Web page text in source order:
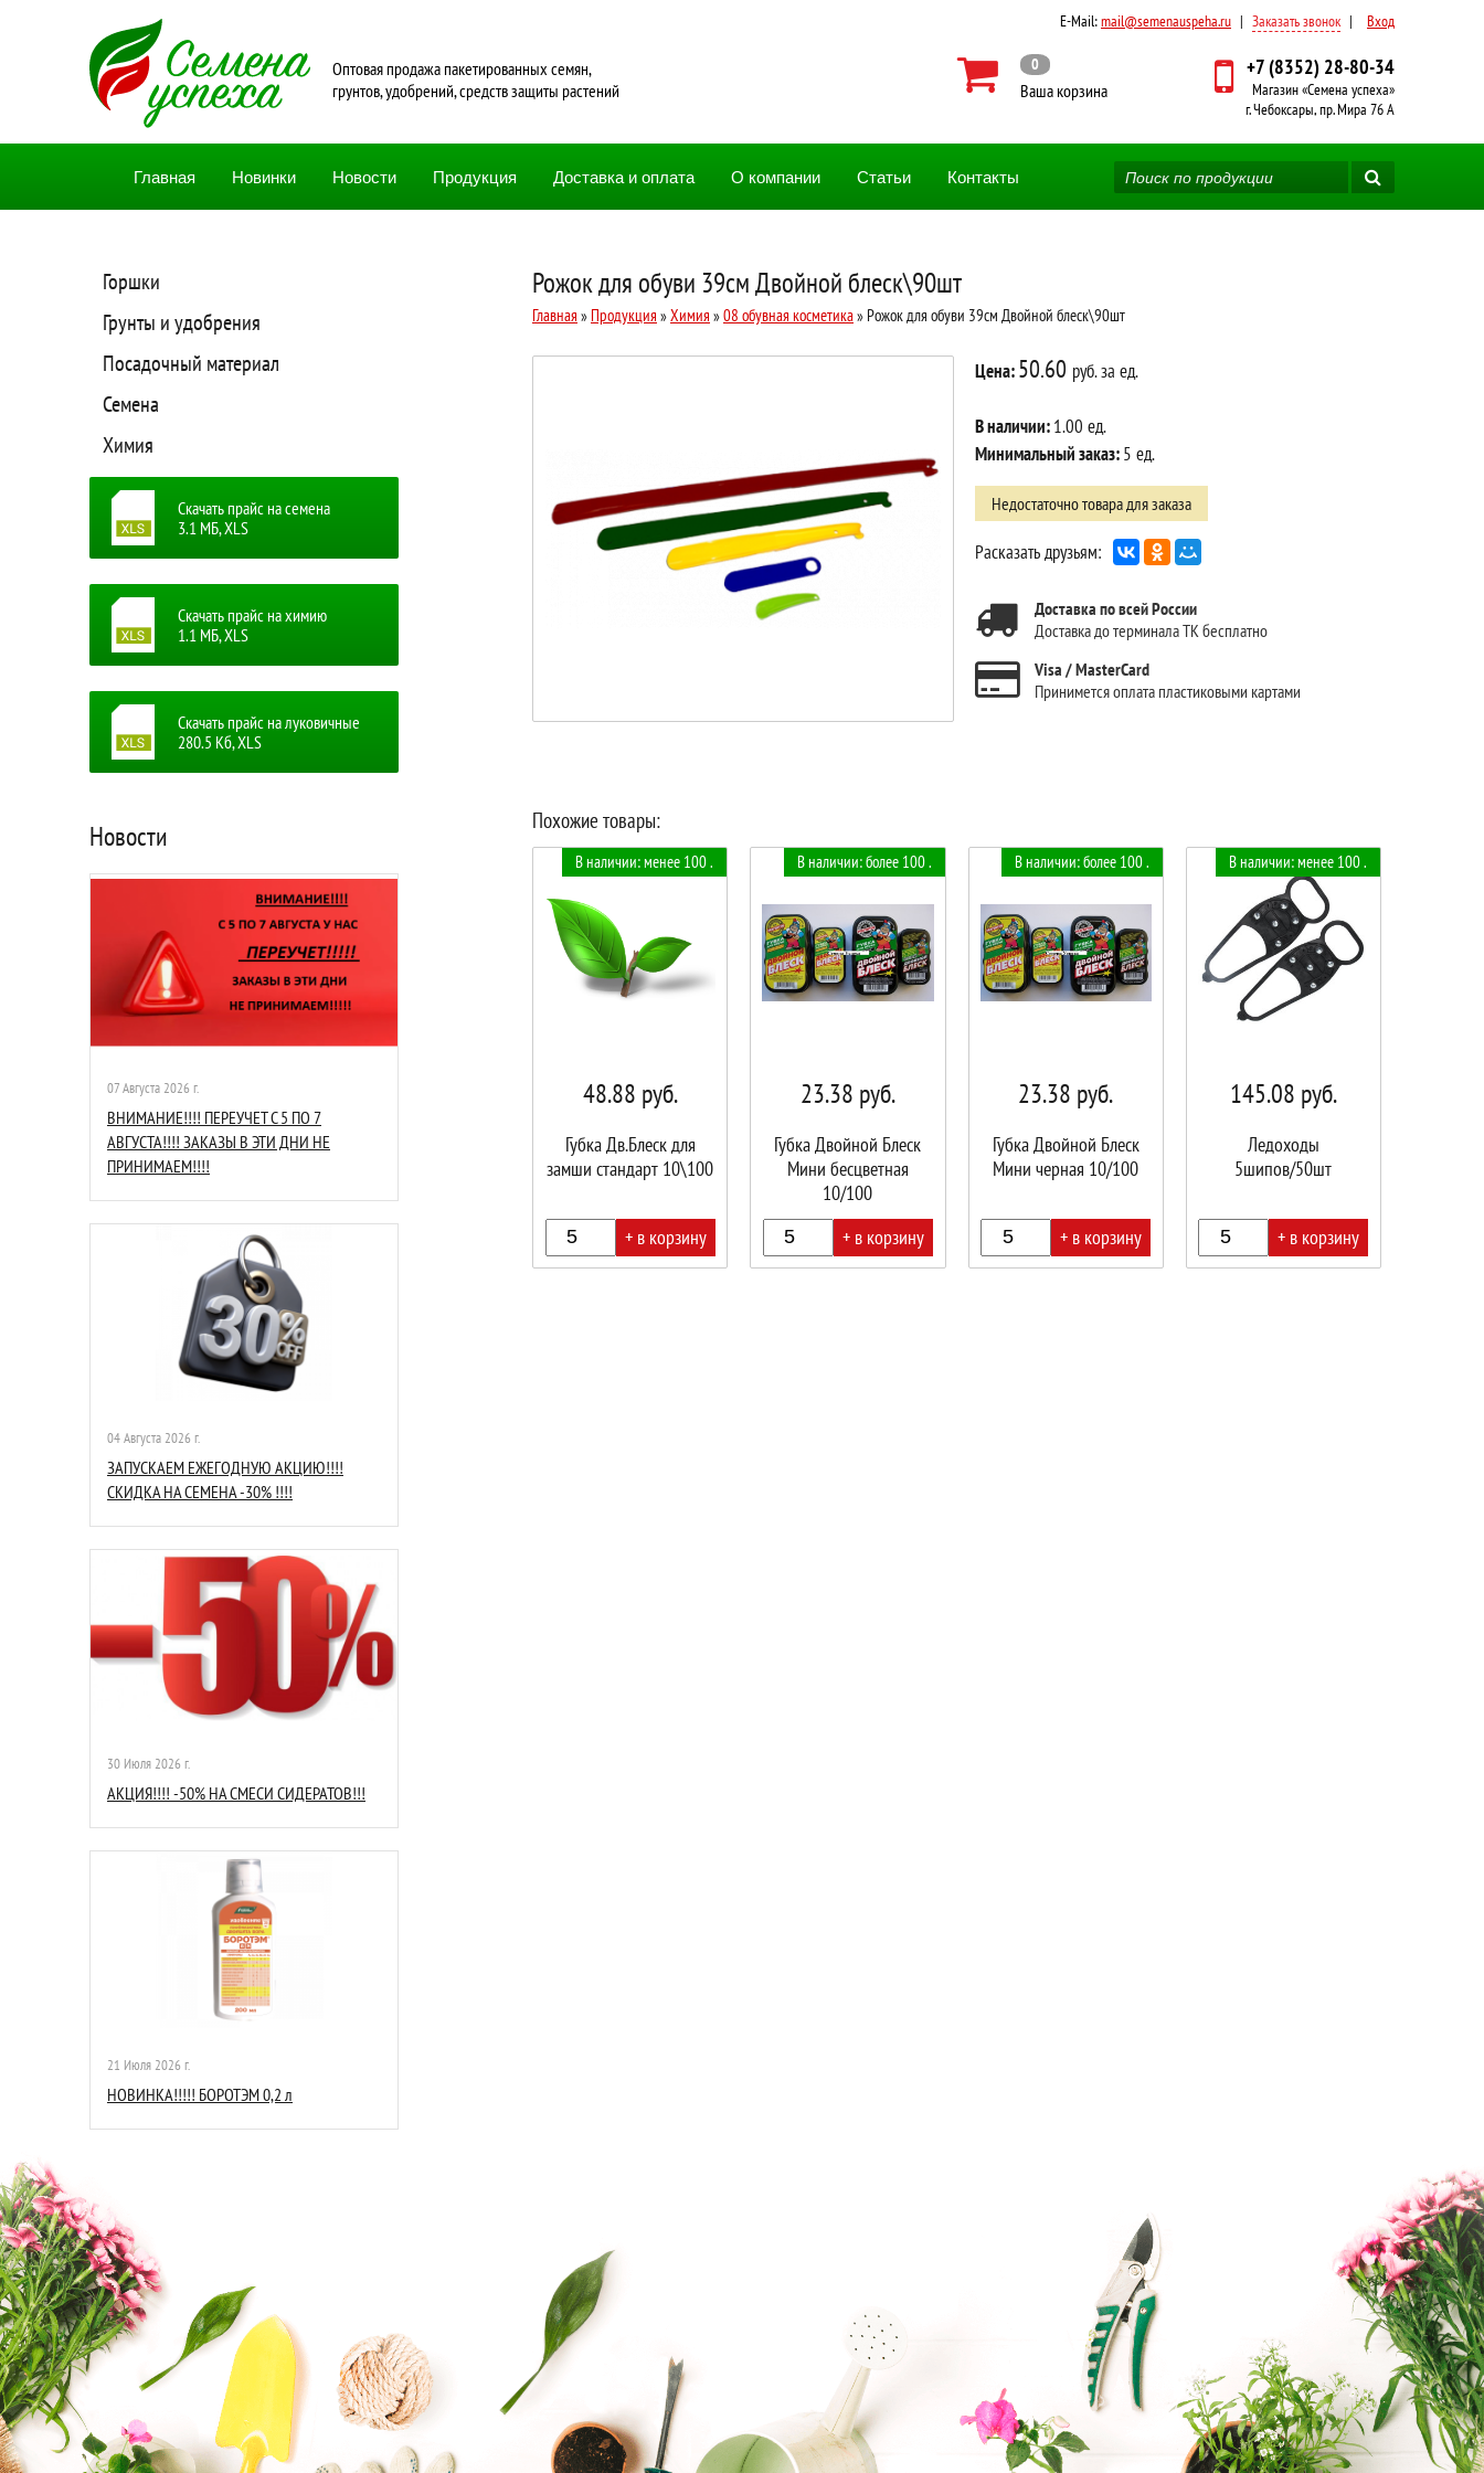
E-Mail:mail@semenauspeha.ru | Заказать звонок | Вход
Oптовая продажа пакетированных семян,
грунтов, удобрений, средств защиты растений
0
Ваша корзина
+7 (8352) 28-80-34
Магазин «Семена успеха»
г. Чебоксары, пр. Мира 76 А
Главная Новинки Новости Продукция Доставка и оплата О компании Статьи Контакты
Горшки
Грунты и удобрения
Посадочный материал
Семена
Химия
Скачать прайс на семена
3.1 MБ, XLS
Скачать прайс на химию
1.1 MБ, XLS
Скачать прайс на луковичные
280.5 Кб, XLS
Новости
07 Августа 2026 г.
ВНИМАНИЕ!!!! ПЕРЕУЧЕТ С 5 ПО 7
АВГУСТА!!!! ЗАКАЗЫ В ЭТИ ДНИ НЕ
ПРИНИМАЕМ!!!!
04 Августа 2026 г.
ЗАПУСКАЕМ ЕЖЕГОДНУЮ АКЦИЮ!!!!
СКИДКА НА СЕМЕНА -30% !!!!
30 Июля 2026 г.
АКЦИЯ!!!! -50% НА СМЕСИ СИДЕРАТОВ!!!
21 Июля 2026 г.
НОВИНКА!!!!! БОРОТЭМ 0,2 л
Рожок для обуви 39см Двойной блеск\90шт
Главная » Продукция »Химия »08 обувная косметика» Рожок для обуви 39см Двойной блеск\90шт
Цена:50.60 руб. за ед.
В наличии:1.00 ед.
Минимальный заказ:5 ед.
Недостаточно товара для заказа
Расказать друзьям:
Доставка по всей России
Доставка до терминала ТК бесплатно
Visa / MasterCard
Принимется оплата пластиковыми картами
Похожие товары:
В наличии: менее 100 .
48.88 руб.
Губка Дв.Блеск для
замши стандарт 10\100
+ в корзину
В наличии: более 100 .
23.38 руб.
Губка Двойной Блеск
Мини бесцветная
10/100
+ в корзину
В наличии: более 100 .
23.38 руб.
Губка Двойной Блеск
Мини черная 10/100
+ в корзину
В наличии: менее 100 .
145.08 руб.
Ледоходы
5шипов/50шт
+ в корзину